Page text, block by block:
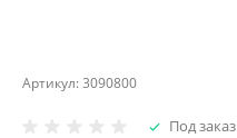
Артикул:3090800
Под заказ